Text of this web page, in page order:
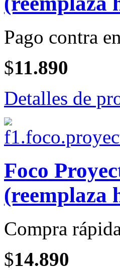
Pago contra
$11.890
Detalles de
Foco
(reemplaza
Compra
$14.890